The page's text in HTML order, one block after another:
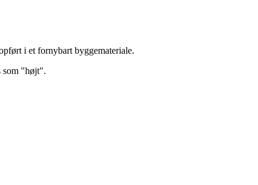
i et fornybart byggemateriale.
som "højt".